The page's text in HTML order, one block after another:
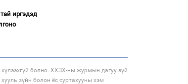
иргэдэд
болно. ХХЗХ-ны журмын дагуу зүй
зүйн болон ёс суртахууны хэм